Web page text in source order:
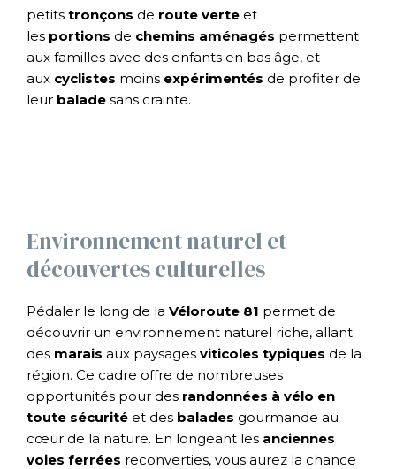
petits tronçons de route verte et
les portions de chemins aménagés permettent
aux familles avec des enfants en bas âge, et
aux cyclistes moins expérimentés de profiter de
leur balade sans crainte.
Environnement naturel et
découvertes culturelles
Pédaler le long de la Véloroute 81 permet de
découvrir un environnement naturel riche, allant
des marais aux paysages viticoles typiques de la
région. Ce cadre offre de nombreuses
opportunités pour des randonnées à vélo en
toute sécurité et des balades gourmande au
cœur de la nature. En longeant les anciennes
voies ferrées reconverties, vous aurez la chance